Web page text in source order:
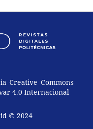
Creative Commons
4.0 Internacional
© 2024